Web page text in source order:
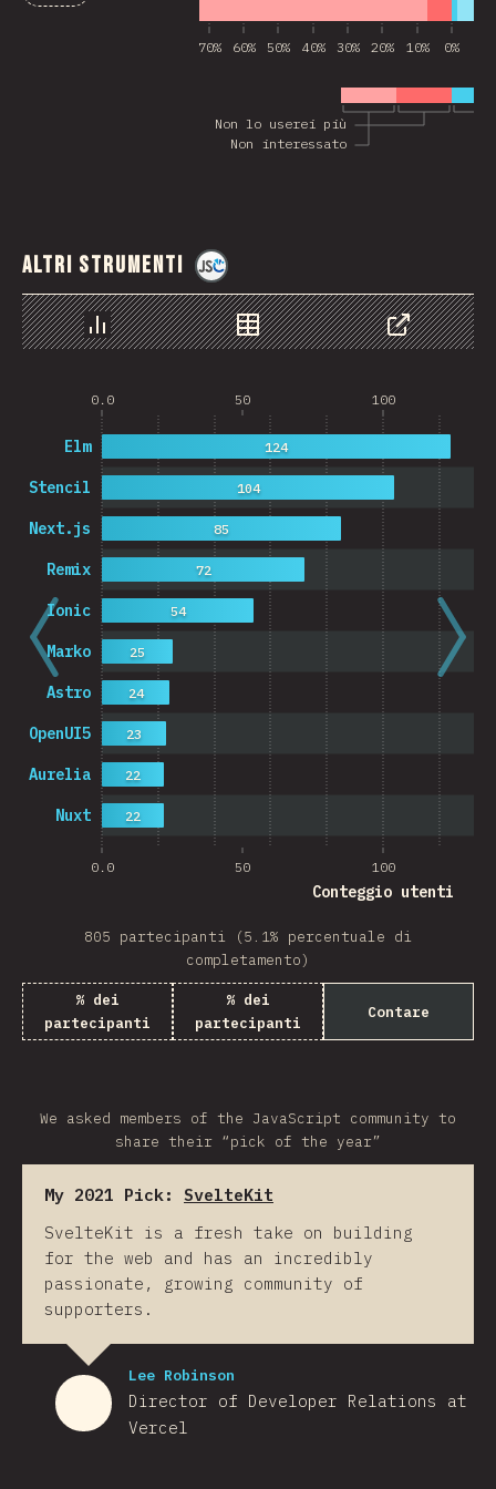
Non interessato
Non lo userei più
70% 60% 50% 40% 30% 20% 10% 0%
Altri strumenti
Grafico Dati Condividere
0.0 50 100
0.0 50 100
Conteggio utenti
Nuxt
Aurelia
OpenUI5
Astro
Marko
Ionic
Remix
Next.js
Stencil
Elm
22
22
23
24
25
54
72
85
104
124
805 partecipanti (5.1% percentuale di
completamento)
% dei
partecipanti
% dei
partecipanti
Contare
We asked members of the JavaScript community to
share their “pick of the year”
My 2021 Pick: SvelteKit
SvelteKit is a fresh take on building
for the web and has an incredibly
passionate, growing community of
supporters.
Lee Robinson
Director of Developer Relations at
Vercel